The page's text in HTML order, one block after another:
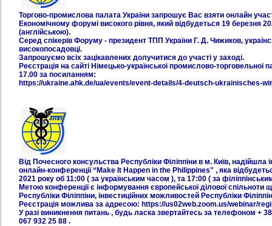
Торгово-промислова палата України запрошує Вас взяти онлайн
Економічному форумі високого рівня, який відбудеться 19 березня
(англійською).
Серед спікерів Форуму - президент ТПП України Г. Д. Чижиков,
високопосадовці.
Запрошуємо всіх зацікавлених долучитися до участі у заході.
Реєстрація на сайті Німецько-української промислово-
17.00 за посиланням:
https://ukraine.ahk.de/ua/events/event-details/4-deutsch-ukrainisches-
Від Почесного консульства Республіки Філіппіни в м. Київ, надійшла
онлайн-конференції “Make It Happen in the Philippines" , яка
2021 року об 11:00 ( за українським часом ), та 17:00 ( за
Метою конференції є інформування європейської ділової спільноти
Республіки Філіппіни, інвестиційних можливостей Республіки
Реєстрація можлива за адресою: https://us02web.zoom.us/webinar/
У разі виникнення питань , будь ласка звертайтесь за телефоном +
067 932 25 88 .